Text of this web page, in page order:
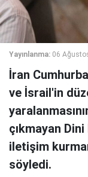
Yayınlanma: 06
İran
ve İsrail'in
çıkmayan
iletişim
söyledi.